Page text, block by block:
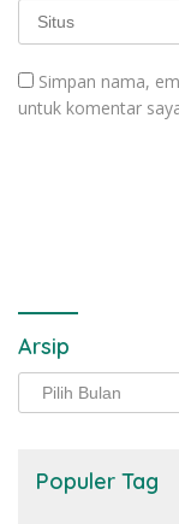
Simpan nama,
untuk komentar
Arsip
Arsip
Populer Tag